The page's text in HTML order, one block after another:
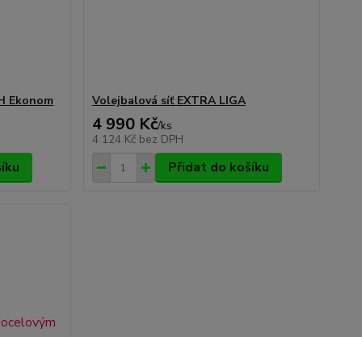
Ekonom Volejbalová síť EXTRA LIGA
4 990 Kč/ks
4 124 Kč bez DPH
Přidat do košíku